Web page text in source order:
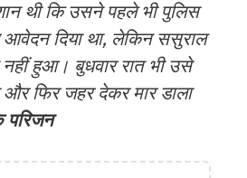
थी कि उसने पहले भी पुलिस
दिया था, लेकिन ससुराल
हुआ। बुधवार रात भी उसे
और फिर जहर देकर मार डाला